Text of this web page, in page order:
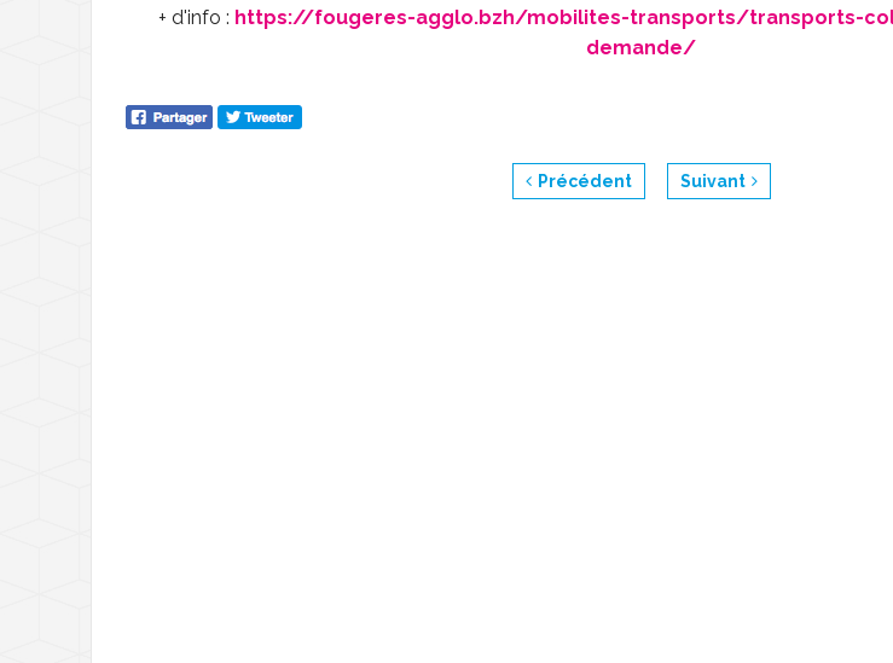
+ d'info : https://fougeres-agglo.bzh/mobilites-transports/transports-
demande/
Précédent Suivant